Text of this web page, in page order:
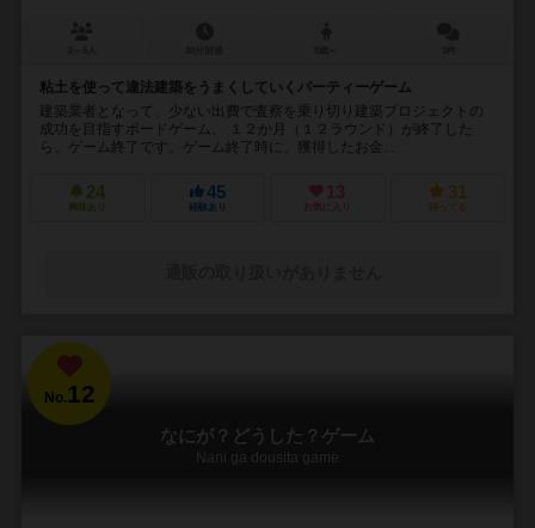
粘土を使って違法建築をうまくしていくパーティーゲーム
建築業者となって、少ない出費で査察を乗り切り建築プロジェクトの
成功を目指すボードゲーム。 １２か月（１２ラウンド）が終了した
ら、ゲーム終了です。ゲーム終了時に、獲得したお金...
24
興味あり
45
経験あり
13
お気に入り
31
持ってる
No.12
なにが？どうした？ゲーム
Nani ga dousita game